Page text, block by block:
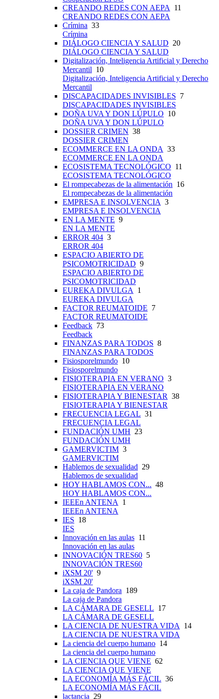
CREANDO REDES CON AEPA
11
CREANDO REDES CON AEPA
Crímina 33
Crímina
DIÁLOGO CIENCIA Y SALUD 20
DIÁLOGO CIENCIA Y SALUD
Digitalización, Inteligencia Artificial y Derecho
Mercantil 10
Digitalización, Inteligencia Artificial y Derecho
Mercantil
DISCAPACIDADES INVISIBLES 7
DISCAPACIDADES INVISIBLES
DOÑA UVA Y DON LÚPULO 10
DOÑA UVA Y DON LÚPULO
DOSSIER CRIMEN 38
DOSSIER CRIMEN
ECOMMERCE EN LA ONDA 33
ECOMMERCE EN LA ONDA
ECOSISTEMA TECNOLÓGICO 11
ECOSISTEMA TECNOLÓGICO
El rompecabezas de la alimentación 16
El rompecabezas de la alimentación
EMPRESA E INSOLVENCIA 3
EMPRESA E INSOLVENCIA
EN LA MENTE 9
EN LA MENTE
ERROR 404 3
ERROR 404
ESPACIO ABIERTO DE
PSICOMOTRICIDAD 9
ESPACIO ABIERTO DE
PSICOMOTRICIDAD
EUREKA DIVULGA
1
EUREKA DIVULGA
FACTOR REUMATOIDE 7
FACTOR REUMATOIDE
Feedback 73
Feedback
FINANZAS PARA TODOS 8
FINANZAS PARA TODOS
Fisiosporelmundo 10
Fisiosporelmundo
FISIOTERAPIA EN VERANO 3
FISIOTERAPIA EN VERANO
FISIOTERAPIA Y BIENESTAR 38
FISIOTERAPIA Y BIENESTAR
FRECUENCIA LEGAL 31
FRECUENCIA LEGAL
FUNDACIÓN UMH 23
FUNDACIÓN UMH
GAMERVICTIM 3
GAMERVICTIM
Hablemos de sexualidad 29
Hablemos de sexualidad
HOY HABLAMOS CON... 48
HOY HABLAMOS CON...
IEEEn ANTENA
1
IEEEn ANTENA
IES 18
IES
Innovación en las aulas 11
Innovación en las aulas
INNOVACIÓN TRES60 5
INNOVACIÓN TRES60
iXSM 20' 9
iXSM 20'
La caja de Pandora 189
La caja de Pandora
LA CÁMARA DE GESELL 17
LA CÁMARA DE GESELL
LA CIENCIA DE NUESTRA VIDA
14
LA CIENCIA DE NUESTRA VIDA
La ciencia del cuerpo humano 14
La ciencia del cuerpo humano
LA CIENCIA QUE VIENE 62
LA CIENCIA QUE VIENE
LA ECONOMÍA MÁS FÁCIL 36
LA ECONOMÍA MÁS FÁCIL
lactancia 29